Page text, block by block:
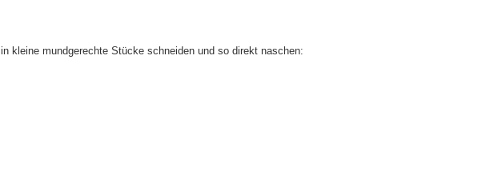
kleine mundgerechte Stücke schneiden und so direkt naschen: